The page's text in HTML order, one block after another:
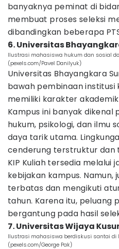
banyaknya peminat di
membuat proses seleksi
dibandingkan beberapa
6. Universitas
Ilustrasi mahasiswa hukum dan sosial
(pexels.com/Pavel Danilyuk)
Universitas Bhayangkara
bawah pembinaan institusi
memiliki karakter
Kampus ini banyak dikenal
hukum, psikologi, dan ilmu
daya tarik utama.
cenderung terstruktur dan
KIP Kuliah tersedia melalui
kebijakan kampus.
terbatas dan mengikuti
tahun. Karena itu, peluang
bergantung pada hasil
7. Universitas Wijaya
Ilustrasi mahasiswa berdiskusi santai di
(pexels.com/George Pak)